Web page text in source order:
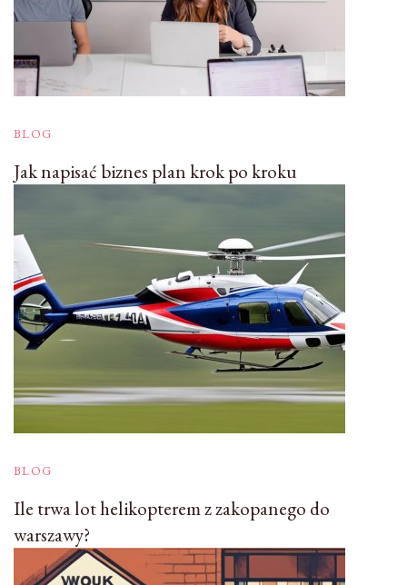
BLOG
Jak napisać biznes plan krok po kroku
BLOG
Ile trwa lot helikopterem z zakopanego do
warszawy?